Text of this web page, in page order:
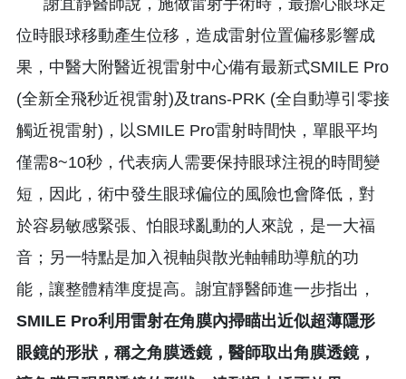
謝宜靜醫師說，施做雷射手術時，最擔心眼球定
位時眼球移動產生位移，造成雷射位置偏移影響成
果，中醫大附醫近視雷射中心備有最新式SMILE Pro
(全新全飛秒近視雷射)及trans-PRK (全自動導引零接
觸近視雷射)，以SMILE Pro雷射時間快，單眼平均
僅需8~10秒，代表病人需要保持眼球注視的時間變
短，因此，術中發生眼球偏位的風險也會降低，對
於容易敏感緊張、怕眼球亂動的人來說，是一大福
音；另一特點是加入視軸與散光軸輔助導航的功
能，讓整體精準度提高。謝宜靜醫師進一步指出，
SMILE Pro利用雷射在角膜內掃瞄出近似超薄隱形
眼鏡的形狀，稱之角膜透鏡，醫師取出角膜透鏡，